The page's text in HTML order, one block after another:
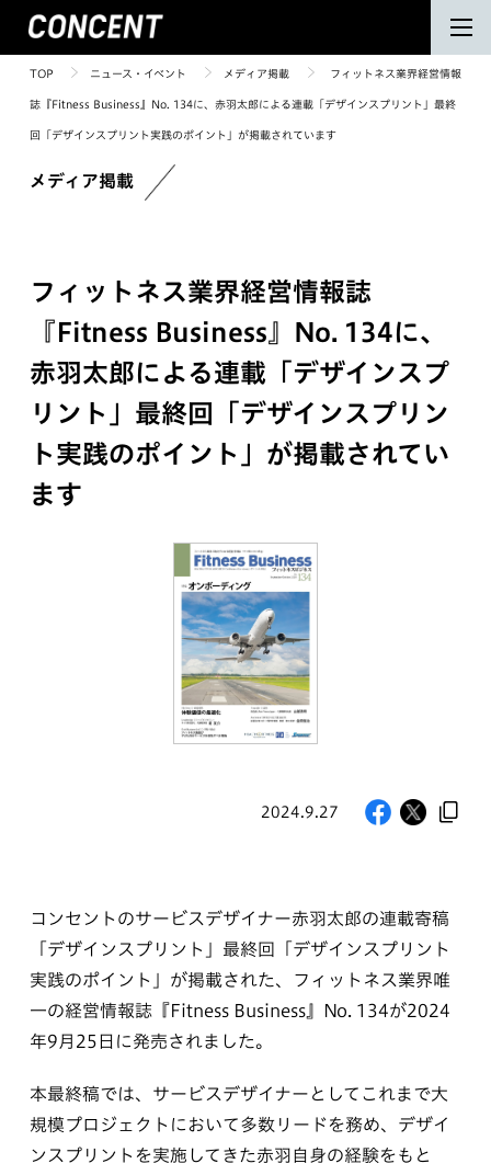
TOP ニュース・イベント メディア掲載 フィットネス業界経営情報
誌『Fitness Business』No. 134に、赤羽太郎による連載「デザインスプリント」最終
回「デザインスプリント実践のポイント」が掲載されています
メディア掲載
フィットネス業界経営情報誌
『Fitness Business』No. 134に、
赤羽太郎による連載「デザインスプ
リント」最終回「デザインスプリン
ト実践のポイント」が掲載されてい
ます
2024.9.27
コンセントのサービスデザイナー赤羽太郎の連載寄稿
「デザインスプリント」最終回「デザインスプリント
実践のポイント」が掲載された、フィットネス業界唯
一の経営情報誌『Fitness Business』No. 134が2024
年9月25日に発売されました。
本最終稿では、サービスデザイナーとしてこれまで大
規模プロジェクトにおいて多数リードを務め、デザイ
ンスプリントを実施してきた赤羽自身の経験をもと